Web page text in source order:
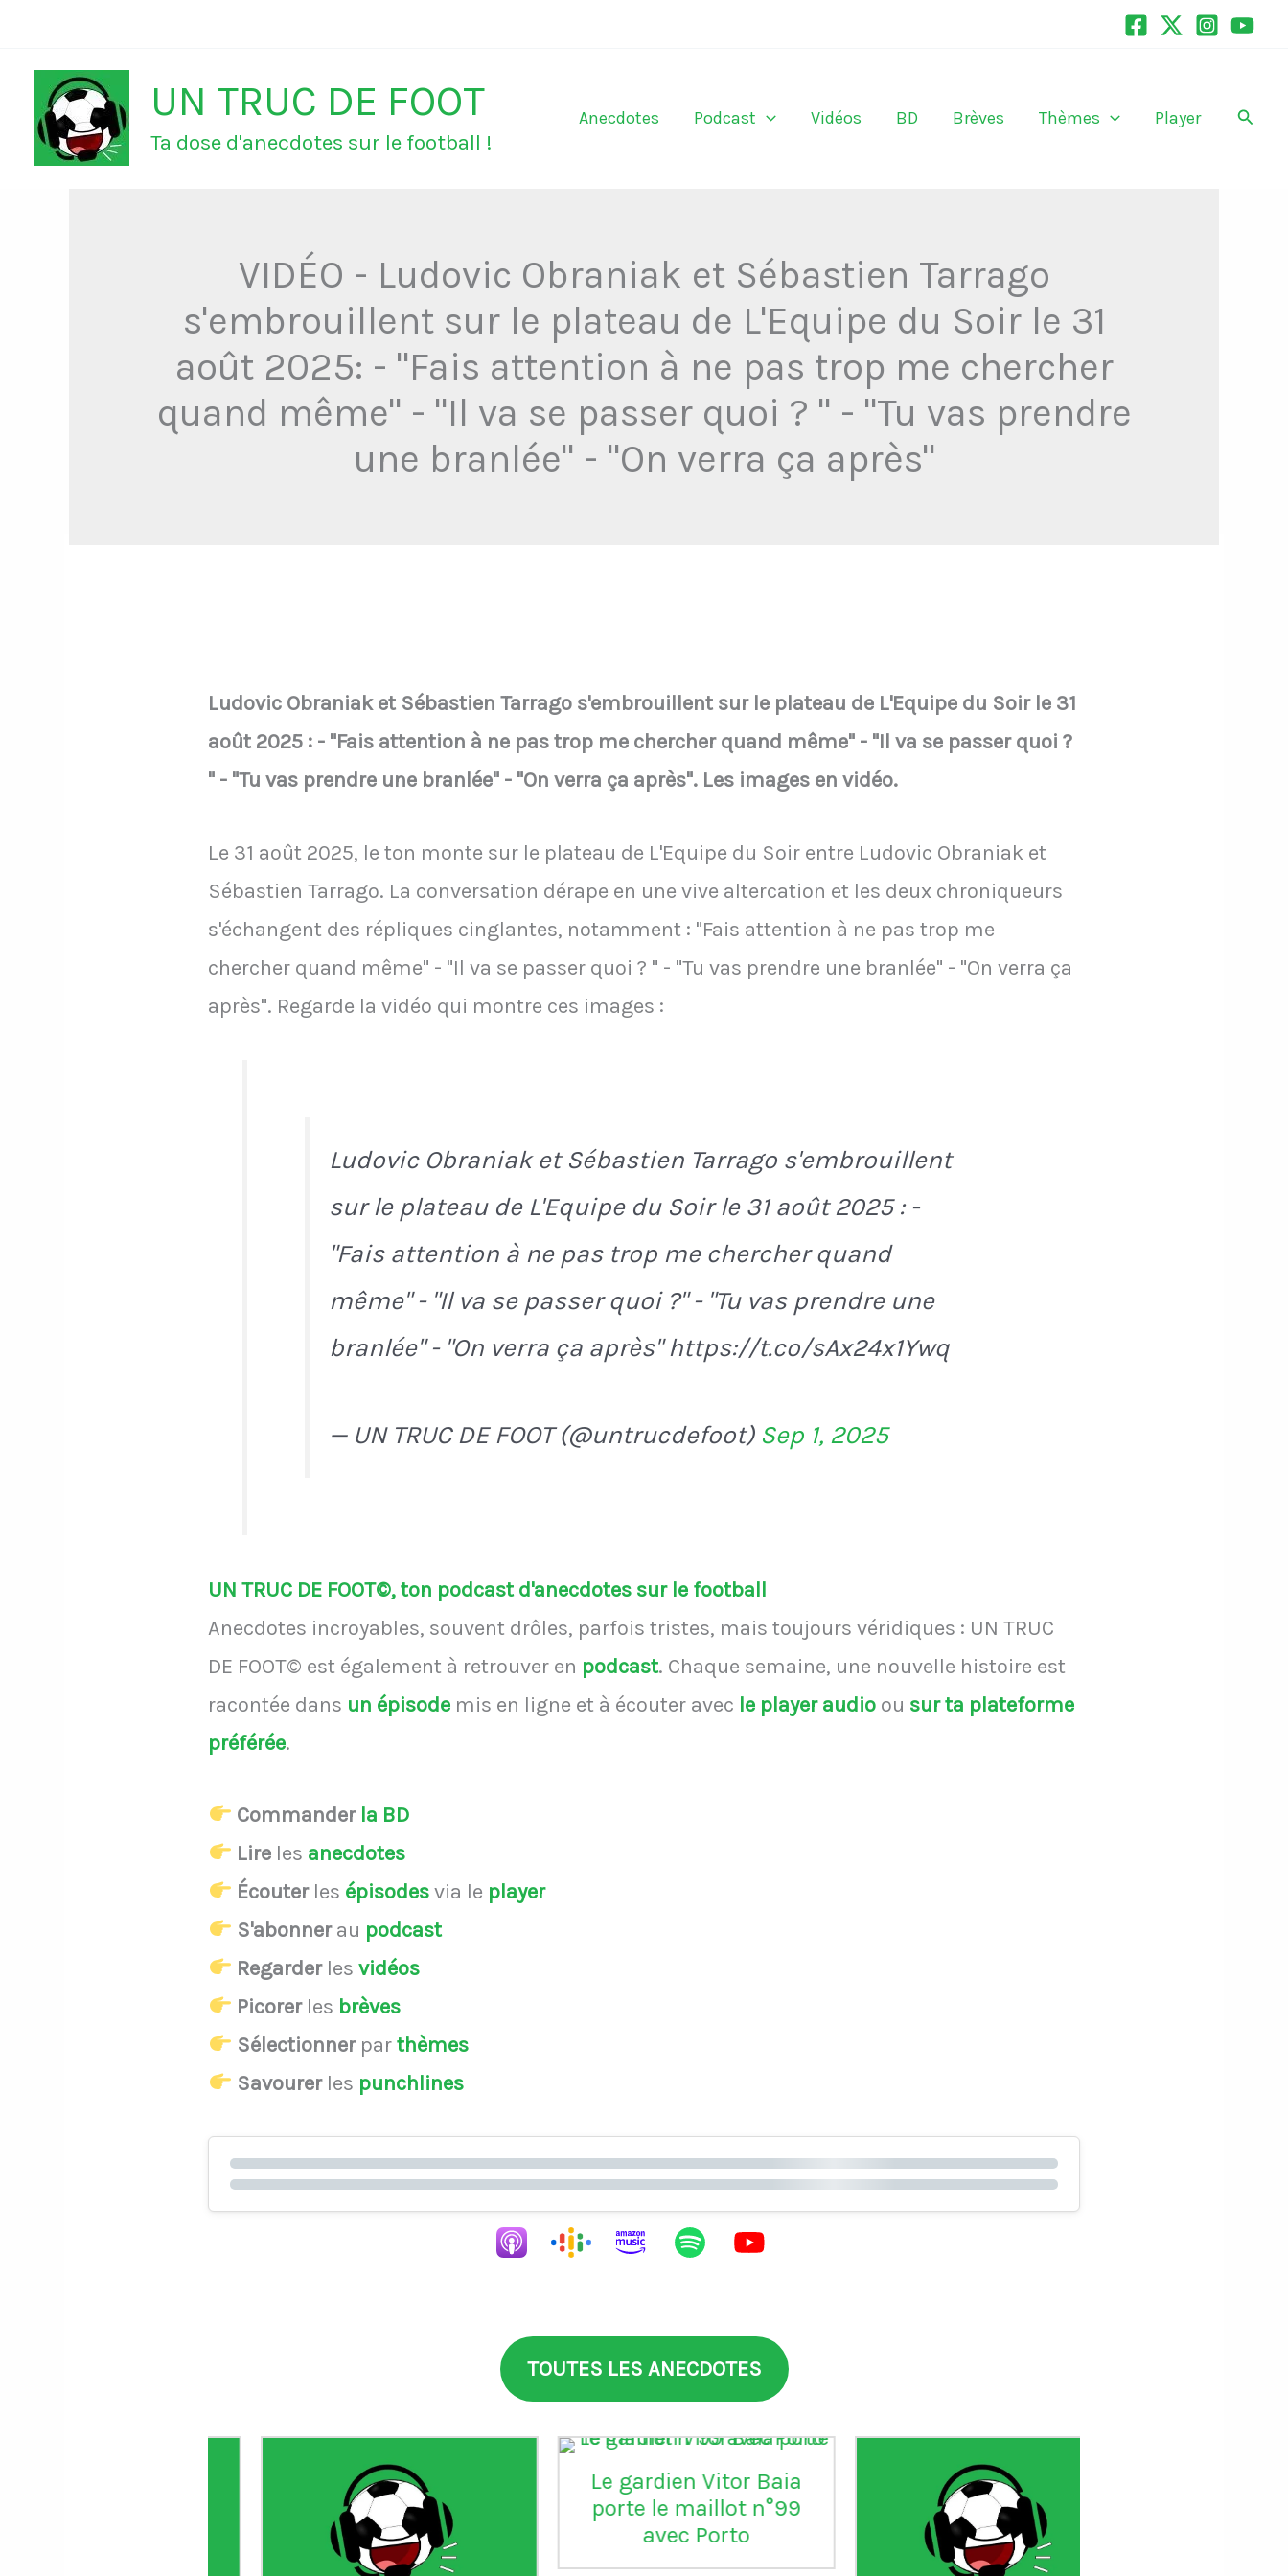
contenu
UN TRUC DE FOOT
Ta dose d'anecdotes sur le football !
Anecdotes Podcast Vidéos BD Brèves Thèmes Player
VIDÉO - Ludovic Obraniak et Sébastien Tarrago
s'embrouillent sur le plateau de L'Equipe du Soir le 31
août 2025: - "Fais attention à ne pas trop me chercher
quand même" - "Il va se passer quoi ? " - "Tu vas prendre
une branlée" - "On verra ça après"
Ludovic Obraniak et Sébastien Tarrago s'embrouillent sur le plateau de L'Equipe du Soir le 31
août 2025 : - "Fais attention à ne pas trop me chercher quand même" - "Il va se passer quoi ?
" - "Tu vas prendre une branlée" - "On verra ça après". Les images en vidéo.
Le 31 août 2025, le ton monte sur le plateau de L'Equipe du Soir entre Ludovic Obraniak et
Sébastien Tarrago. La conversation dérape en une vive altercation et les deux chroniqueurs
s'échangent des répliques cinglantes, notamment : "Fais attention à ne pas trop me
chercher quand même" - "Il va se passer quoi ? " - "Tu vas prendre une branlée" - "On verra ça
après". Regarde la vidéo qui montre ces images :
Ludovic Obraniak et Sébastien Tarrago s'embrouillent
sur le plateau de L'Equipe du Soir le 31 août 2025 : -
"Fais attention à ne pas trop me chercher quand
même" - "Il va se passer quoi ?" - "Tu vas prendre une
branlée" - "On verra ça après" https://t.co/sAx24x1Ywq
— UN TRUC DE FOOT (@untrucdefoot) Sep 1, 2025
UN TRUC DE FOOT©, ton podcast d'anecdotes sur le football
Anecdotes incroyables, souvent drôles, parfois tristes, mais toujours véridiques : UN TRUC
DE FOOT© est également à retrouver en podcast. Chaque semaine, une nouvelle histoire est
racontée dans un épisode mis en ligne et à écouter avec le player audio ou sur ta plateforme
préférée.
Commander la BD
Lire les anecdotes
Écouterles épisodesvia le player
S'abonnerau podcast
Regarderlesvidéos
Picorerles brèves
Sélectionnerparthèmes
Savourerles punchlines
TOUTES LES ANECDOTES
Le gardien Vitor Baia
porte le maillot n°99
avec Porto